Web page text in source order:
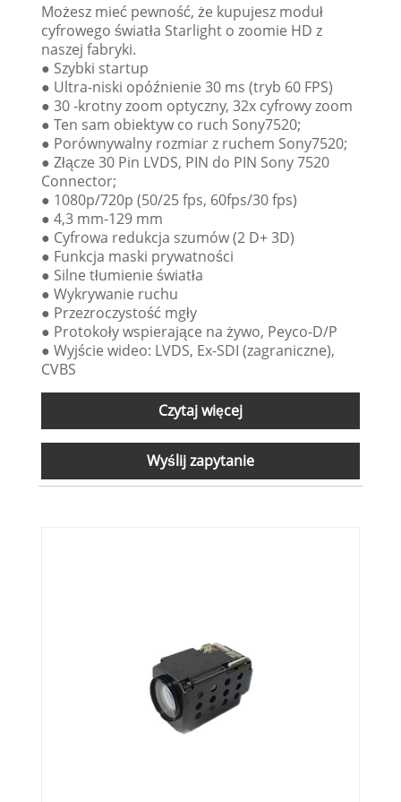
Możesz mieć pewność, że kupujesz moduł
cyfrowego światła Starlight o zoomie HD z
naszej fabryki.
● Szybki startup
● Ultra-niski opóźnienie 30 ms (tryb 60 FPS)
● 30 -krotny zoom optyczny, 32x cyfrowy zoom
● Ten sam obiektyw co ruch Sony7520;
● Porównywalny rozmiar z ruchem Sony7520;
● Złącze 30 Pin LVDS, PIN do PIN Sony 7520
Connector;
● 1080p/720p (50/25 fps, 60fps/30 fps)
● 4,3 mm-129 mm
● Cyfrowa redukcja szumów (2 D+ 3D)
● Funkcja maski prywatności
● Silne tłumienie światła
● Wykrywanie ruchu
● Przezroczystość mgły
● Protokoły wspierające na żywo, Peyco-D/P
● Wyjście wideo: LVDS, Ex-SDI (zagraniczne),
CVBS
Czytaj więcej
Wyślij zapytanie